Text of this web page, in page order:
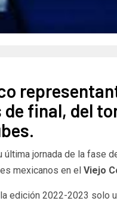
final, del
última jornada de la fase
mexicanos en el Viejo
edición 2022-2023 solo